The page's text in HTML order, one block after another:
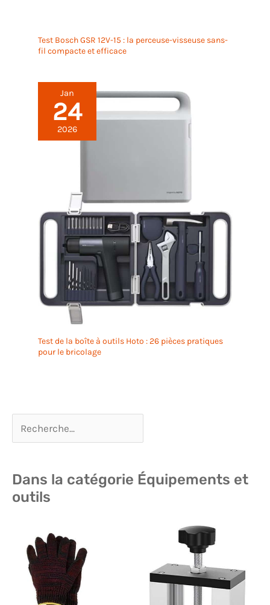
Test Bosch GSR 12V-15 : la perceuse-visseuse sans-
fil compacte et efficace
Jan
24
2026
Test de la boîte à outils Hoto : 26 pièces pratiques
pour le bricolage
Dans la catégorie Équipements et
outils